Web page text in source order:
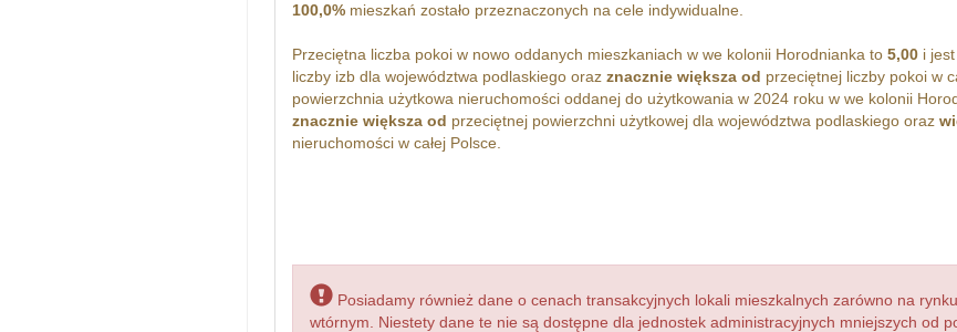
100,0%mieszkań zostało przeznaczonych na cele indywidualne.
Przeciętna liczba pokoi w nowo oddanych mieszkaniach w we kolonii Horodnianka to 5,00i jest
liczby izb dla województwa podlaskiego oraz znacznie większa od przeciętnej liczby pokoi w
powierzchnia użytkowa nieruchomości oddanej do użytkowania w 2024 roku w we kolonii
znacznie większa od przeciętnej powierzchni użytkowej dla województwa podlaskiego oraz
nieruchomości w całej Polsce.
Posiadamy również dane o cenach transakcyjnych lokali mieszkalnych zarówno na
wtórnym. Niestety dane te nie są dostępne dla jednostek administracyjnych mniejszych od